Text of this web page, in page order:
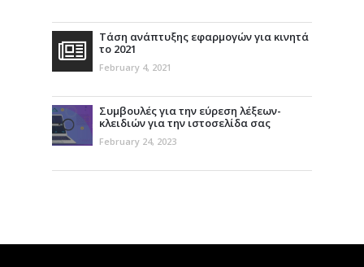
Τάση ανάπτυξης εφαρμογών για κινητά
το 2021
February 4, 2021
Συμβουλές για την εύρεση λέξεων-
κλειδιών για την ιστοσελίδα σας
February 24, 2023